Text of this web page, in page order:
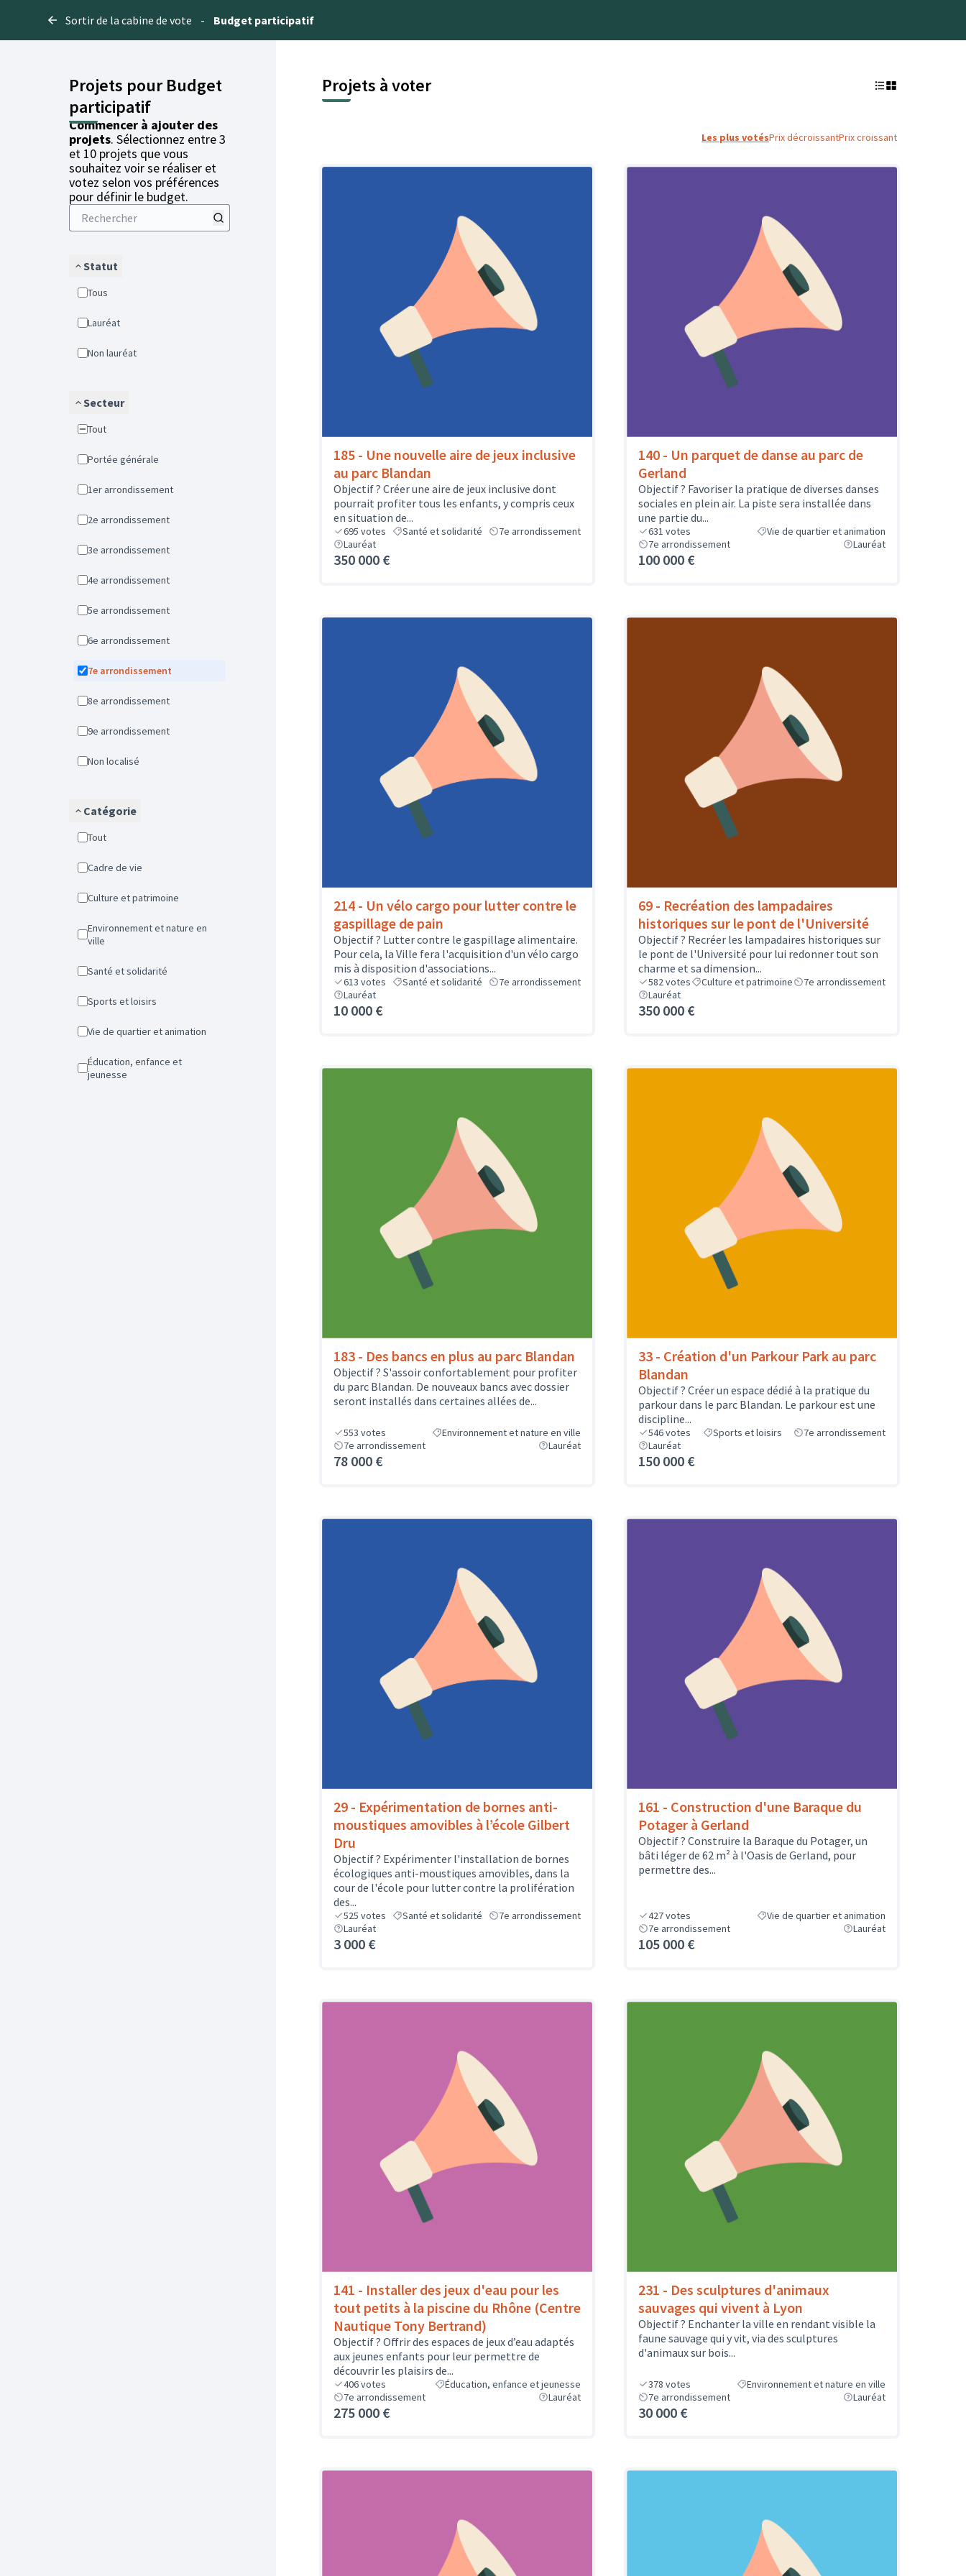
Sortir de la cabine de vote - Budget participatif
Projets pour Budget
participatif
Commencer à ajouter des
projets. Sélectionnez entre 3
et 10 projets que vous
souhaitez voir se réaliser et
votez selon vos préférences
pour définir le budget.
Statut
Tous
Lauréat
Non lauréat
Secteur
Tout
Portée générale
1er arrondissement
2e arrondissement
3e arrondissement
4e arrondissement
5e arrondissement
6e arrondissement
7e arrondissement
8e arrondissement
9e arrondissement
Non localisé
Catégorie
Tout
Cadre de vie
Culture et patrimoine
Environnement et nature en
ville
Santé et solidarité
Sports et loisirs
Vie de quartier et animation
Éducation, enfance et
jeunesse
Projets à voter
Les plus votésPrix décroissantPrix croissant
185 - Une nouvelle aire de jeux inclusive
au parc Blandan
Objectif ? Créer une aire de jeux inclusive dont
pourrait profiter tous les enfants, y compris ceux
en situation de...
695 votes Santé et solidarité
7e arrondissement
Lauréat
350 000 €
140 - Un parquet de danse au parc de
Gerland
Objectif ? Favoriser la pratique de diverses danses
sociales en plein air. La piste sera installée dans
une partie du...
631 votes
Vie de quartier et animation
7e arrondissement
Lauréat
100 000 €
214 - Un vélo cargo pour lutter contre le
gaspillage de pain
Objectif ? Lutter contre le gaspillage alimentaire.
Pour cela, la Ville fera l'acquisition d'un vélo cargo
mis à disposition d'associations...
613 votes Santé et solidarité
7e arrondissement
Lauréat
10 000 €
69 - Recréation des lampadaires
historiques sur le pont de l'Université
Objectif ? Recréer les lampadaires historiques sur
le pont de l'Université pour lui redonner tout son
charme et sa dimension...
582votes Culture et patrimoine
7e arrondissement
Lauréat
350 000 €
183 - Des bancs en plus au parc Blandan
Objectif ? S'assoir confortablement pour profiter
du parc Blandan. De nouveaux bancs avec dossier
seront installés dans certaines allées de...
553 votes
Environnement et nature en ville
7e arrondissement
Lauréat
78 000 €
33 - Création d'un Parkour Park au parc
Blandan
Objectif ? Créer un espace dédié à la pratique du
parkour dans le parc Blandan. Le parkour est une
discipline...
546votes Sports et loisirs
7e arrondissement
Lauréat
150 000 €
29 - Expérimentation de bornes anti-
moustiques amovibles à l’école Gilbert
Dru
Objectif ? Expérimenter l'installation de bornes
écologiques anti-moustiques amovibles, dans la
cour de l'école pour lutter contre la prolifération
des...
525 votes Santé et solidarité
7e arrondissement
Lauréat
3 000 €
161 - Construction d'une Baraque du
Potager à Gerland
Objectif ? Construire la Baraque du Potager, un
bâti léger de 62 m² à l'Oasis de Gerland, pour
permettre des...
427votes
Vie de quartier et animation
7e arrondissement
Lauréat
105 000 €
141 - Installer des jeux d'eau pour les
tout petits à la piscine du Rhône (Centre
Nautique Tony Bertrand)
Objectif ? Offrir des espaces de jeux d’eau adaptés
aux jeunes enfants pour leur permettre de
découvrir les plaisirs de...
406votes
Éducation, enfance et jeunesse
7e arrondissement
Lauréat
275 000 €
231 - Des sculptures d'animaux
sauvages qui vivent à Lyon
Objectif ? Enchanter la ville en rendant visible la
faune sauvage qui y vit, via des sculptures
d'animaux sur bois...
378 votes
Environnement et nature en ville
7e arrondissement
Lauréat
30 000 €